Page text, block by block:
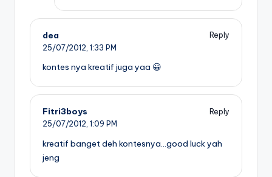
dea
Reply
25/07/2012, 1:33 PM
kontes nya kreatif juga yaa 😀
Fitri3boys
Reply
25/07/2012, 1:09 PM
kreatif banget deh kontesnya…good luck yah
jeng